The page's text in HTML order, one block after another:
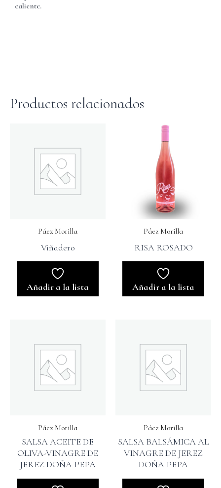
caliente.
Productos relacionados
Páez Morilla
Viñadero
Añadir a la lista
Páez Morilla
RISA ROSADO
Añadir a la lista
Páez Morilla
SALSA ACEITE DE
OLIVA-VINAGRE DE
JEREZ DOÑA PEPA
Páez Morilla
SALSA BALSÁMICA AL
VINAGRE DE JEREZ
DOÑA PEPA